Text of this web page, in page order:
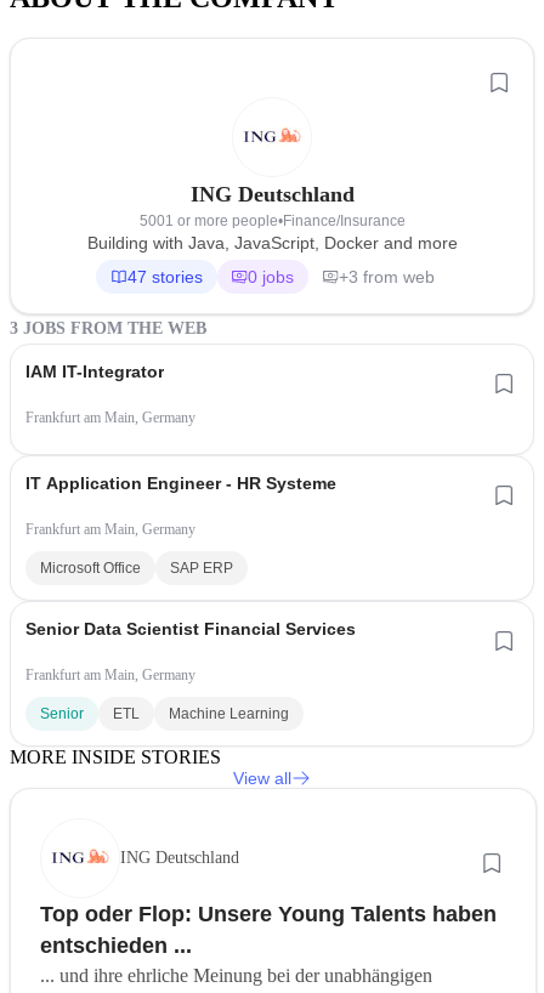
ING Deutschland
5001 or more people•Finance/Insurance
Building with Java, JavaScript, Docker and more
47 stories
0 jobs +3 from web
3 JOBS FROM THE WEB
IAM IT-Integrator
Frankfurt am Main, Germany
IT Application Engineer - HR Systeme
Frankfurt am Main, Germany
Microsoft Office SAP ERP
Senior Data Scientist Financial Services
Frankfurt am Main, Germany
Senior ETL Machine Learning
MORE INSIDE STORIES
View all
ING Deutschland
Top oder Flop: Unsere Young Talents haben
entschieden ...
... und ihre ehrliche Meinung bei der unabhängigen